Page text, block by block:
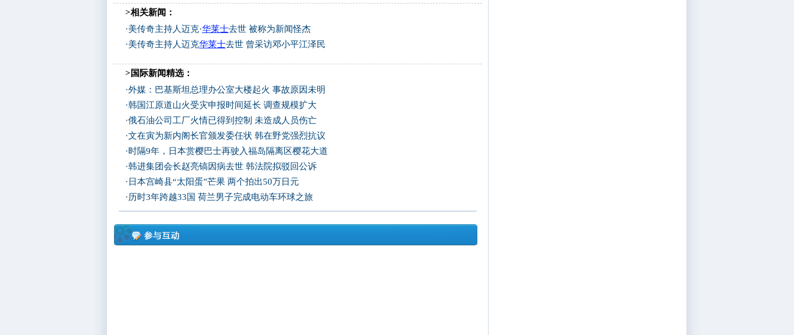
>相关新闻：
·美传奇主持人迈克·华莱士去世 被称为新闻怪杰
·美传奇主持人迈克华莱士去世 曾采访邓小平江泽民
>国际新闻精选：
·外媒：巴基斯坦总理办公室大楼起火 事故原因未明
·韩国江原道山火受灾申报时间延长 调查规模扩大
·俄石油公司工厂火情已得到控制 未造成人员伤亡
·文在寅为新内阁长官颁发委任状 韩在野党强烈抗议
·时隔9年，日本赏樱巴士再驶入福岛隔离区樱花大道
·韩进集团会长赵亮镐因病去世 韩法院拟驳回公诉
· 日本宫崎县“太阳蛋”芒果 两个拍出50万日元
·历时3年跨越33国 荷兰男子完成电动车环球之旅